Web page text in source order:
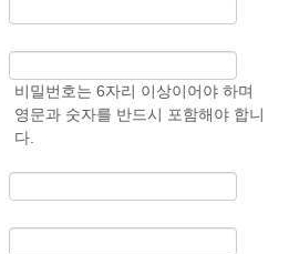
준엄
마
(예)
김예
에 기재된 이메일 주소
균 1일이 소요됩니다.
특정한 사유로 홈페이지를 이용하기
비밀번호는 6자리 이상이어야 하며
영문과 숫자를 반드시 포함해야 합니
다.